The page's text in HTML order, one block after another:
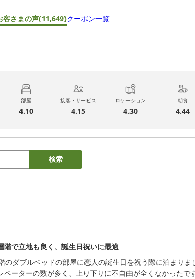
客さまの声(11,649)クーポン一覧
部屋
4.10
接客・サービス
4.15
ロケーション
4.30
朝食
4.44
検索
階で立地も良く、誕生日祝いに最適
のダブルベッドの部屋に恋人の誕生日を祝う際に泊まりま
ベーターの数が多く、上り下りに不自由が全くなかった